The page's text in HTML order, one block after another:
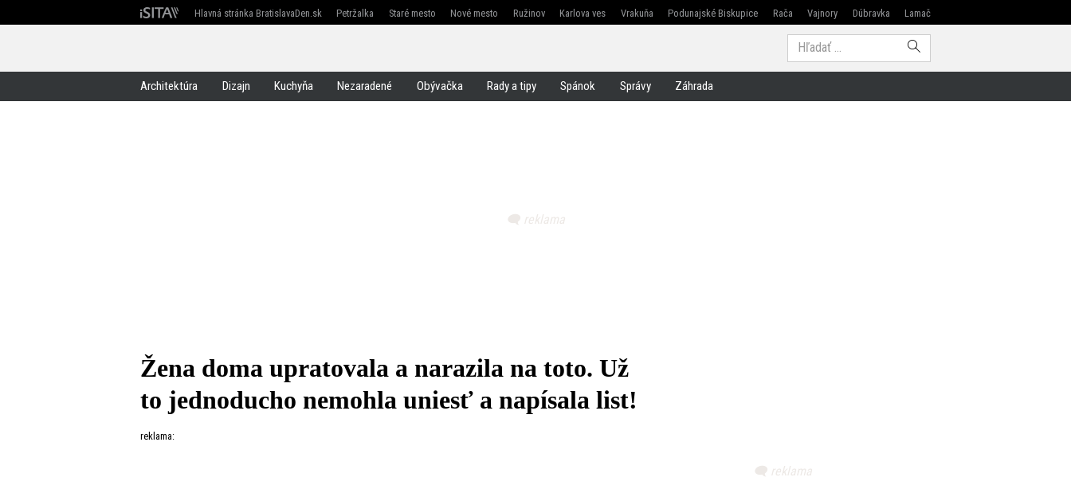
Hlavná stránka BratislavaDen.sk Petržalka Staré mesto Nové mesto Ružinov Karlova ves Vrakuňa Podunajské Biskupice Rača Vajnory Dúbravka
Lamač
Hľadať:
Architektúra Dizajn Kuchyňa Nezaradené Obývačka Rady a tipy Spánok Správy Záhrada
Žena doma upratovala a narazila na toto. Už
to jednoducho nemohla uniesť a napísala list!
reklama: